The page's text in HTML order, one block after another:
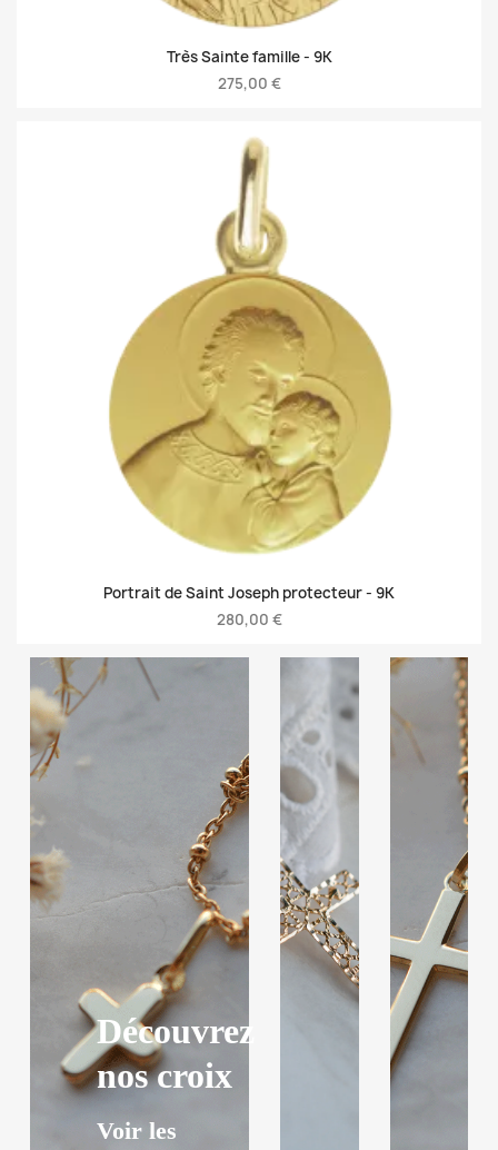
Très Sainte famille - 9K
275,00 €
Portrait de Saint Joseph protecteur - 9K
280,00 €
Découvrez
nos croix
Voir les